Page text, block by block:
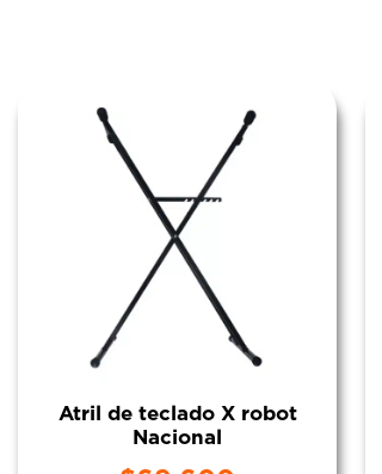
Atril de teclado X robot
Nacional